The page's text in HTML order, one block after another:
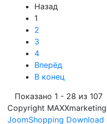
Назад
1
2
3
4
Вперёд
В конец
Показано 1 - 28 из 107
Copyright
JoomShopping Download